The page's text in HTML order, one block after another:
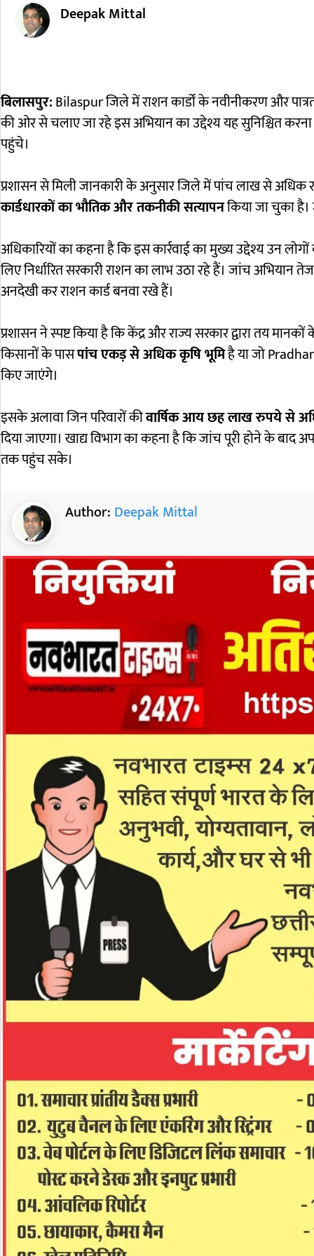
Deepak Mittal
बिलासपुर:Bilaspurजिले में राशन कार्डों के नवीनीकरण और
की ओर से चलाए जा रहे इस अभियान का उद्देश्य यह सुनिश्चित
पहुंचे।
प्रशासन से मिली जानकारी के अनुसार जिले में पांच लाख से अधिक
कार्डधारकों का भौतिक और तकनीकी सत्यापनकिया जा चुका है।
अधिकारियों का कहना है कि इस कार्रवाई का मुख्य उद्देश्य उन
लिए निर्धारित सरकारी राशन का लाभ उठा रहे हैं। जांच अभियान
अनदेखी कर राशन कार्ड बनवा रखे हैं।
प्रशासन ने स्पष्ट किया है कि केंद्र और राज्य सरकार द्वारा तय
किसानों के पासपांच एकड़ से अधिक कृषि भूमिहै या जो
किए जाएंगे।
इसके अलावा जिन परिवारों कीवार्षिक आय छह लाख रुपये से
दिया जाएगा। खाद्य विभाग का कहना है कि जांच पूरी होने के बाद
तक पहुंच सके।
Author: Deepak Mittal